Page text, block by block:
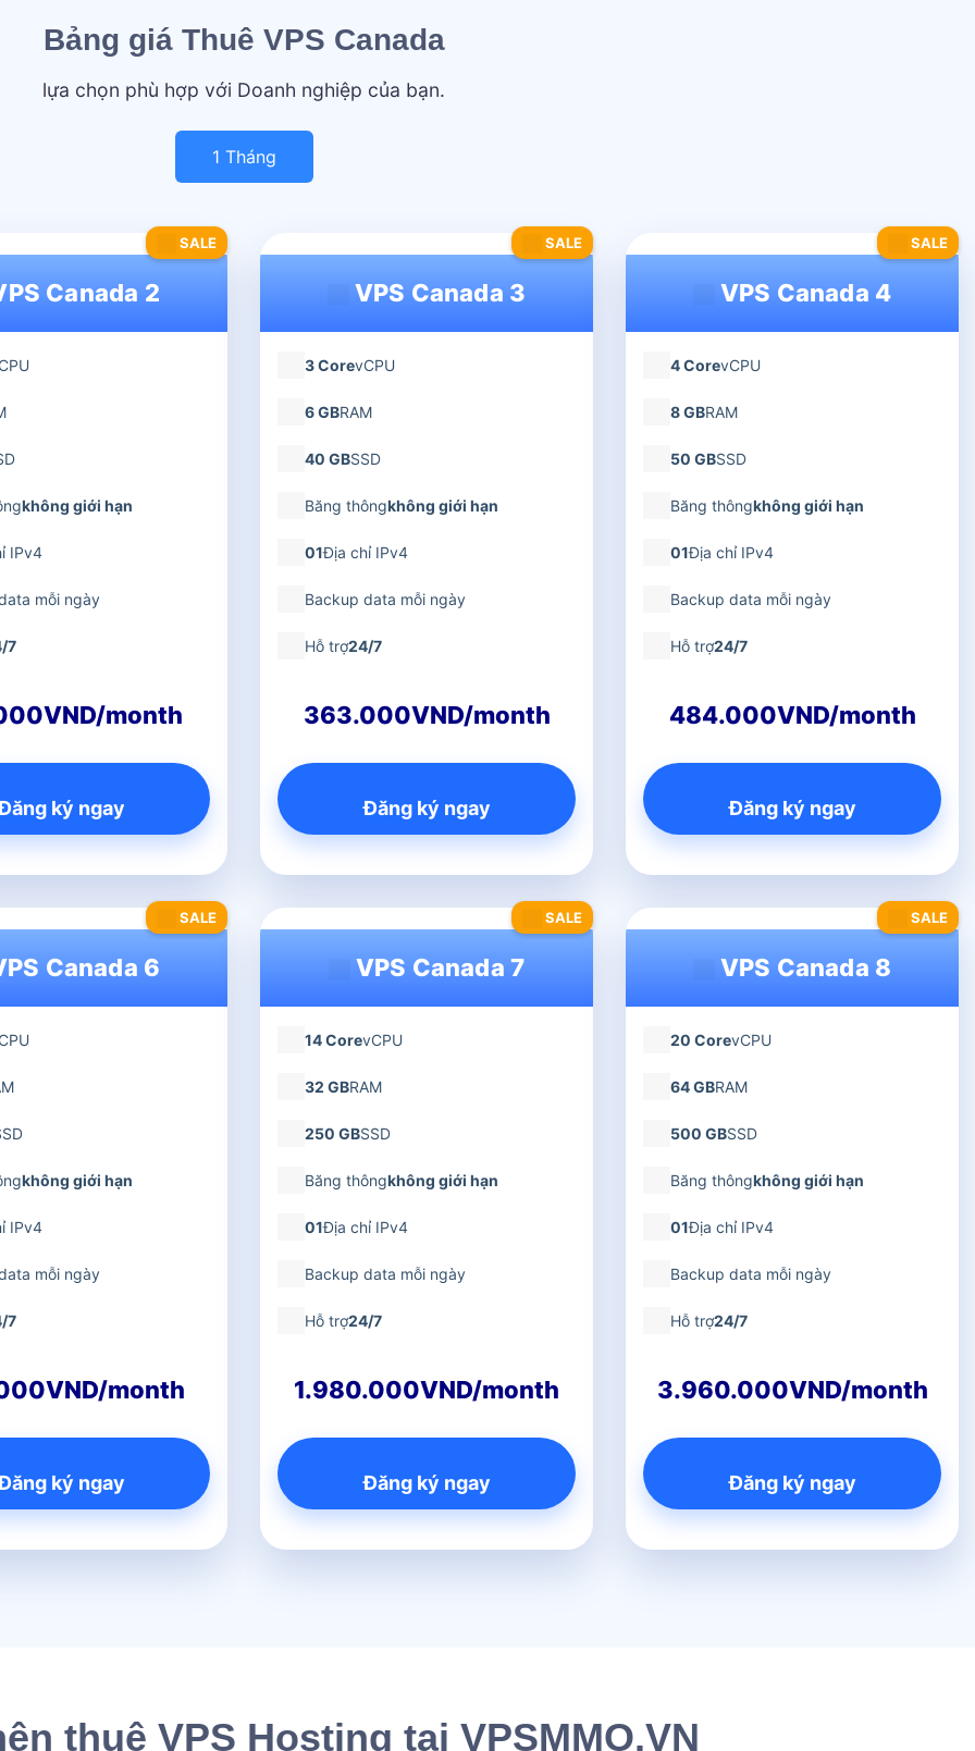
Bảng giá Thuê VPS Canada
lựa chọn phù hợp với Doanh nghiệp của bạn.
1 Tháng
SALE
Canada 2
không giới hạn
IPv4
mỗi ngày
7
month
ký ngay
SALE
VPS Canada 3
3 CorevCPU
6 GBRAM
40 GBSSD
Băng thôngkhông giới hạn
01Địa chỉ IPv4
Backup data mỗi ngày
Hỗ trợ24/7
363.000VND/month
Đăng ký ngay
SALE
VPS Canada 4
4 CorevCPU
8 GBRAM
50 GBSSD
Băng thôngkhông giới hạn
01Địa chỉ IPv4
Backup data mỗi ngày
Hỗ trợ24/7
484.000VND/month
Đăng ký ngay
SALE
Canada 6
không giới hạn
IPv4
mỗi ngày
7
month
ký ngay
SALE
VPS Canada 7
14 CorevCPU
32 GBRAM
250 GBSSD
Băng thôngkhông giới hạn
01Địa chỉ IPv4
Backup data mỗi ngày
Hỗ trợ24/7
1.980.000VND/month
Đăng ký ngay
SALE
VPS Canada 8
20 CorevCPU
64 GBRAM
500 GBSSD
Băng thôngkhông giới hạn
01Địa chỉ IPv4
Backup data mỗi ngày
Hỗ trợ24/7
3.960.000VND/month
Đăng ký ngay
thuê VPS Hosting tại VPSMMO.VN